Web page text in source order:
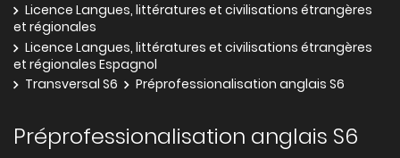
Licence Langues, littératures et civilisations étrangères
et régionales
Licence Langues, littératures et civilisations étrangères
et régionales Espagnol
Transversal S6
Préprofessionalisation anglais S6
Préprofessionalisation anglais S6